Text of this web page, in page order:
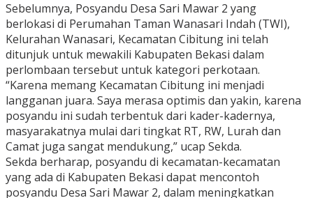
Sebelumnya, Posyandu Desa Sari Mawar 2 yang
berlokasi di Perumahan Taman Wanasari Indah (TWI),
Kelurahan Wanasari, Kecamatan Cibitung ini telah
ditunjuk untuk mewakili Kabupaten Bekasi dalam
perlombaan tersebut untuk kategori perkotaan.
“Karena memang Kecamatan Cibitung ini menjadi
langganan juara. Saya merasa optimis dan yakin, karena
posyandu ini sudah terbentuk dari kader-kadernya,
masyarakatnya mulai dari tingkat RT, RW, Lurah dan
Camat juga sangat mendukung,” ucap Sekda.
Sekda berharap, posyandu di kecamatan-kecamatan
yang ada di Kabupaten Bekasi dapat mencontoh
posyandu Desa Sari Mawar 2, dalam meningkatkan